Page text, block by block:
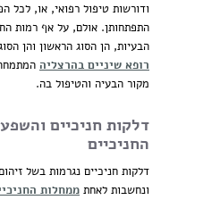
ודורשות טיפול רפואי, או, לכל
התפתחותן. אולם, על אף רמות
הבעיות, הן הסוג הראשון והן
רופא שיניים בהרצליה
מקור הבעיה והטיפול בה.
דלקות חניכיים
החניכיים
דלקות חניכיים נגרמות בשל
ונחשבות לאחת ממחלות